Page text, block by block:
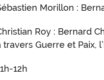
Morillon :
Roy : Bernard
travers Guerre et Paix,
12h